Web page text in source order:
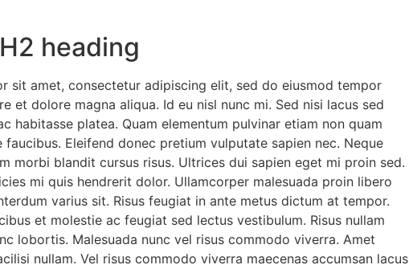
heading
sit amet, consectetur adipiscing elit, sed do eiusmod tempor
et dolore magna aliqua. Id eu nisl nunc mi. Sed nisi lacus sed
habitasse platea. Quam elementum pulvinar etiam non quam
faucibus. Eleifend donec pretium vulputate sapien nec. Neque
morbi blandit cursus risus. Ultrices dui sapien eget mi proin sed.
mi quis hendrerit dolor. Ullamcorper malesuada proin libero
varius sit. Risus feugiat in ante metus dictum at tempor.
et molestie ac feugiat sed lectus vestibulum. Risus nullam
lobortis. Malesuada nunc vel risus commodo viverra. Amet
nullam. Vel risus commodo viverra maecenas accumsan lacus